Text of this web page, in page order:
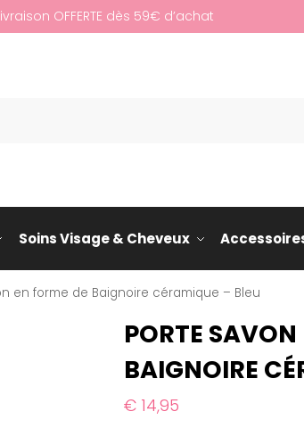
OFFERTE dès 59€ d’achat
Soins Visage & Cheveux
en forme de Baignoire céramique – Bleu
PORTE SAVON
BAIGNOIRE
€14,95